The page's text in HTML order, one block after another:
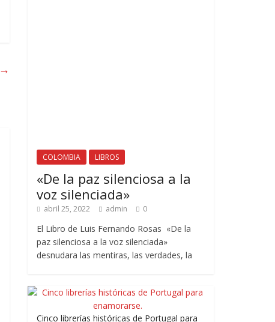
→
COLOMBIA LIBROS
«De la paz silenciosa a la
voz silenciada»
abril 25, 2022 admin 0
El Libro de Luis Fernando Rosas «De la
paz silenciosa a la voz silenciada»
desnudara las mentiras, las verdades, la
Cinco librerías históricas de Portugal para